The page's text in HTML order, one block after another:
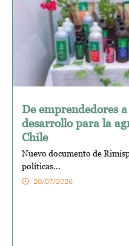
De emprendedores
desarrollo para la
Chile
Nuevo documento de
políticas...
20/07/2026